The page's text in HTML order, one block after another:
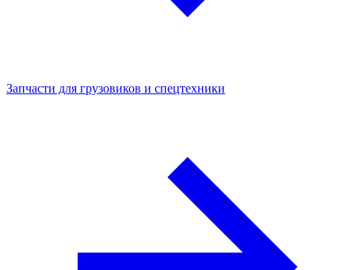
Запчасти для грузовиков и спецтехники